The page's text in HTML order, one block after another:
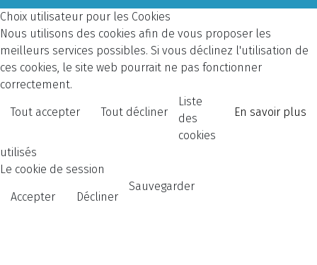
Choix utilisateur pour les Cookies
Nous utilisons des cookies afin de vous proposer les
meilleurs services possibles. Si vous déclinez l'utilisation de
ces cookies, le site web pourrait ne pas fonctionner
correctement.
Tout accepter Tout décliner En savoir plus
Liste
des
cookies
utilisés
Le cookie de session
Accepter Décliner
Sauvegarder